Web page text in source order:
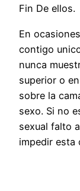
Fin De ellos.
En
contigo
nunca
superior o
sobre la
sexo. Si no
sexual falto
impedir esta